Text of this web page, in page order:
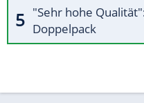
"Sehr hohe
Doppelpack